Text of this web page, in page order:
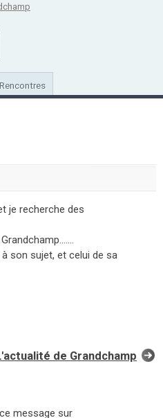
Rencontres
je recherche des
son sujet, et celui de sa
de Grandchamp
message sur